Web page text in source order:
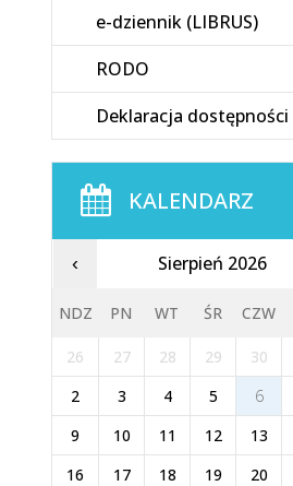
e-dziennik (LIBRUS)
RODO
Deklaracja dostępności
KALENDARZ
‹ Sierpień 2026
NDZ PN WT ŚR CZW
26 27 28 29 30
2
3 4 5 6
9
10 11 12 13
16
17 18 19 20